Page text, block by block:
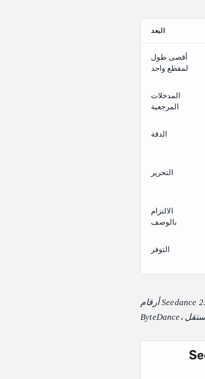
البعد
أقصى طول
لمقطع واحد
المدخلات
المرجعية
الدقة
التحرير
الالتزام
بالوصف
التوفر
أرقام Seedance 2: الإطلاق الرسمي لـ ByteDance Seed. أرقام Seedance 2.5: ادعاءات معاينة